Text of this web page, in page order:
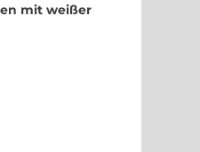
mit weißer